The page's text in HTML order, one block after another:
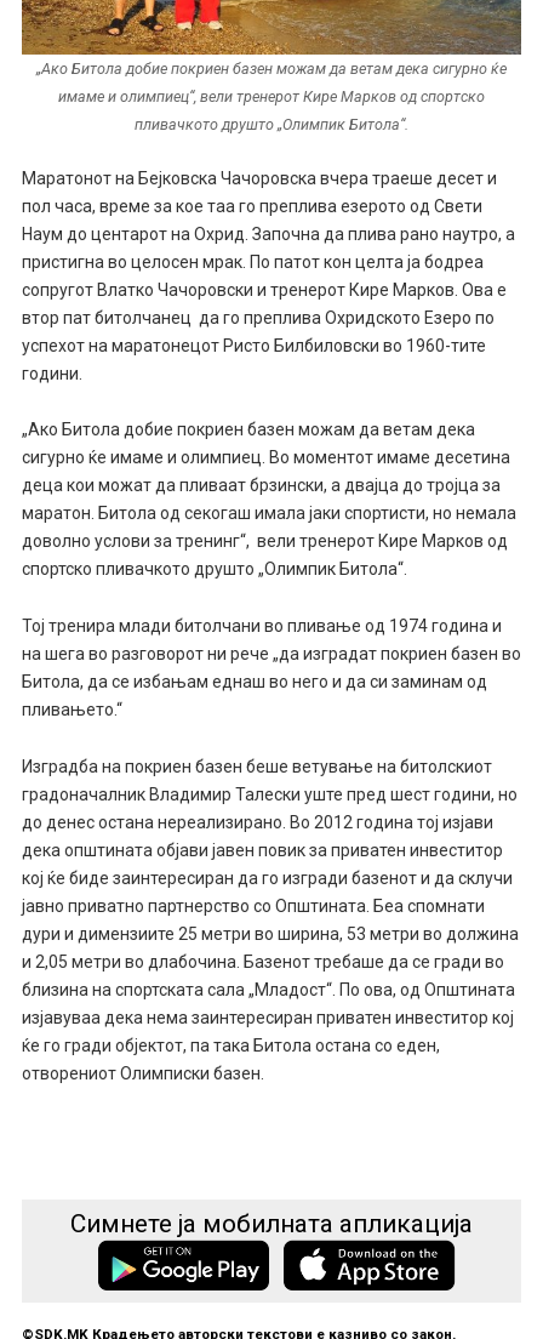
„Ако Битола добие покриен базен можам да ветам дека сигурно ќе
имаме и олимпиец“, вели тренерот Кире Марков од спортско
пливачкото друшто „Олимпик Битола“.
Маратонот на Бејковска Чачоровска вчера траеше десет и
пол часа, време за кое таа го преплива езерото од Свети
Наум до центарот на Охрид. Започна да плива рано наутро, а
пристигна во целосен мрак. По патот кон целта ја бодреа
сопругот Влатко Чачоровски и тренерот Кире Марков. Ова е
втор пат битолчанец да го преплива Охридското Езеро по
успехот на маратонецот Ристо Билбиловски во 1960-тите
години.
„Ако Битола добие покриен базен можам да ветам дека
сигурно ќе имаме и олимпиец. Во моментот имаме десетина
деца кои можат да пливаат брзински, а двајца до тројца за
маратон. Битола од секогаш имала јаки спортисти, но немала
доволно услови за тренинг“, вели тренерот Кире Марков од
спортско пливачкото друшто „Олимпик Битола“.
Тој тренира млади битолчани во пливање од 1974 година и
на шега во разговорот ни рече „да изградат покриен базен во
Битола, да се избањам еднаш во него и да си заминам од
пливањето.“
Изградба на покриен базен беше ветување на битолскиот
градоначалник Владимир Талески уште пред шест години, но
до денес остана нереализирано. Во 2012 година тој изјави
дека општината објави јавен повик за приватен инвеститор
кој ќе биде заинтересиран да го изгради базенот и да склучи
јавно приватно партнерство со Општината. Беа спомнати
дури и димензиите 25 метри во ширина, 53 метри во должина
и 2,05 метри во длабочина. Базенот требаше да се гради во
близина на спортската сала „Младост“. По ова, од Општината
изјавуваа дека нема заинтересиран приватен инвеститор кој
ќе го гради објектот, па така Битола остана со еден,
отворениот Олимписки базен.
Симнете ја мобилната апликација
©SDK.MK Крадењето авторски текстови е казниво со закон.